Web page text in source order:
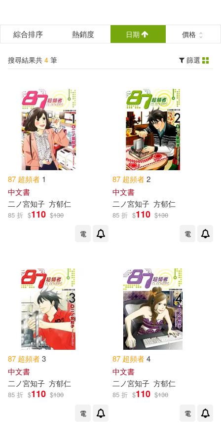
結
分類 (單選)
所有商品(8) 圖書(4)
中文書(4)
作者 (可複選)
二ノ宮知子(4)
東立(4)
配送方式 (可複選)
可超商取貨(4) 可海外宅配(4)
可港澳店取(4)
可新加坡店取(4)
綜合排序 熱銷度 日期 價格
搜尋結果共 4 筆 篩選
87 超頻者 1
中文書
二ノ宮知子 方郁仁
85 折 $110 $130
電
87 超頻者2
中文書
二ノ宮知子 方郁仁
85 折 $110 $130
電
87 超頻者3
中文書
二ノ宮知子 方郁仁
85 折 $110 $130
電
87 超頻者4
中文書
二ノ宮知子 方郁仁
85 折 $110 $130
電